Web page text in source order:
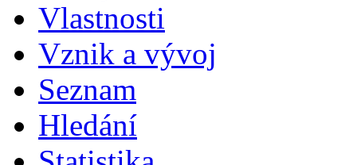
Vlastnosti
Vznik a vývoj
Seznam
Hledání